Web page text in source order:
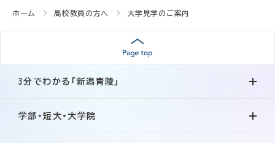
ホーム 高校教員の方へ 大学見学のご案内
3分でわかる「新潟青陵」
学部・短大・大学院